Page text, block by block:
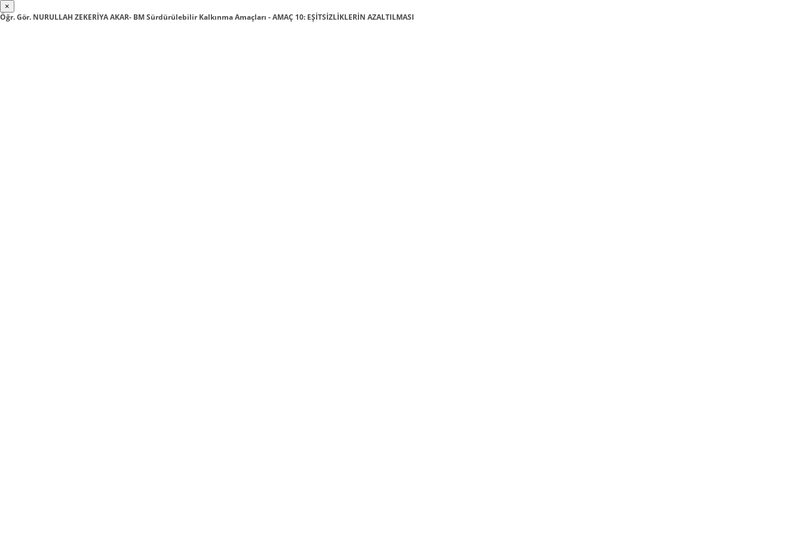
×
Öğr. Gör. NURULLAH ZEKERİYA AKAR- BM Sürdürülebilir Kalkınma Amaçları - AMAÇ 10: EŞİTSİZLİKLERİN AZALTILMASI